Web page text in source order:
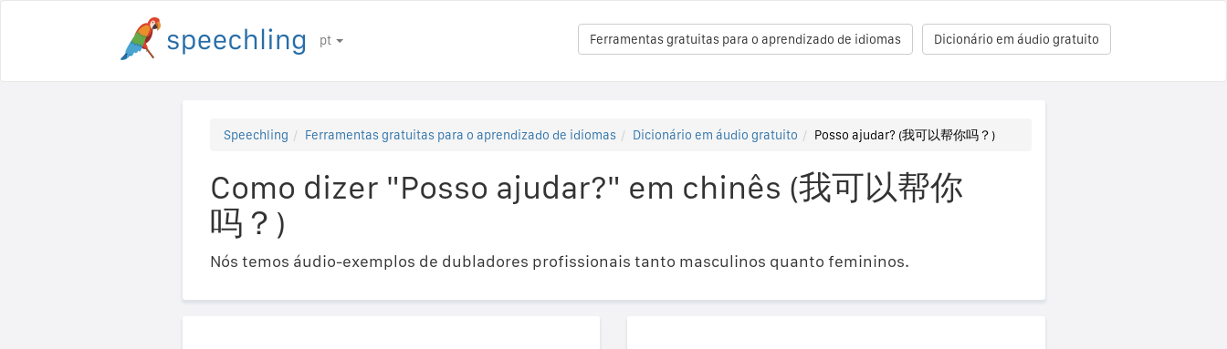
pt Dicionário em áudio gratuito
Ferramentas gratuitas para o aprendizado de idiomas
Speechling Ferramentas gratuitas para o aprendizado de idiomas Dicionário em áudio gratuito Posso ajudar? (我可以帮你吗？)
Como dizer "Posso ajudar?" em chinês (我可以帮你
吗？)
Nós temos áudio-exemplos de dubladores profissionais tanto masculinos quanto femininos.